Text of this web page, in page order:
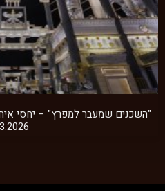
"השכנים שמעבר למפרץ" – יחסי